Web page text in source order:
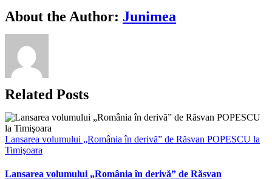
Facebook
X
Bluesky
Reddit
LinkedIn
WhatsApp
Telegram
Tumblr
Xing
Email
Copy
Link
About the Author: Junimea
Related Posts
Lansarea volumului „România în derivă” de Răsvan POPESCU la
Timişoara
Lansarea volumului „România în derivă” de Răsvan